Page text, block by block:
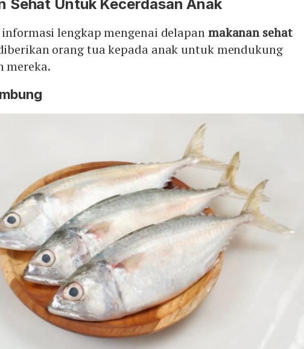
berpikir. Oatmeal menyediakan karbohidrat kompleks sebagai bahan
optimal.
Sehat Untuk Kecerdasan Anak
lengkap mengenai delapanmakanan sehat
orang tua kepada anak untuk mendukung
mereka.